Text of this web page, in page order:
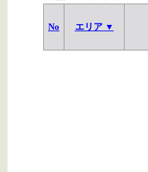
No エリア ▼